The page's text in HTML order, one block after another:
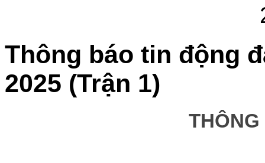
Thông báo tin động
2025 (Trận 1)